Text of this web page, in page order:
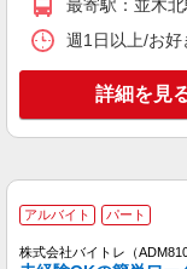
キープ
LAPI-Staff株式会社 本
プ
最寄駅：並木北
週1日以上/お
詳細を見
アルバイト パート
株式会社バイトレ（